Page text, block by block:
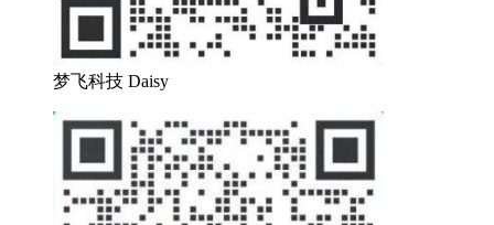
梦飞科技 Daisy